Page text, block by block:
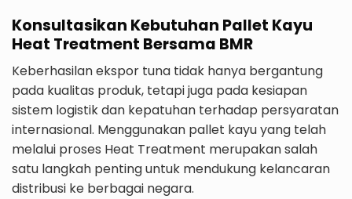
Konsultasikan Kebutuhan Pallet Kayu
Heat Treatment Bersama BMR
Keberhasilan ekspor tuna tidak hanya bergantung
pada kualitas produk, tetapi juga pada kesiapan
sistem logistik dan kepatuhan terhadap persyaratan
internasional. Menggunakan pallet kayu yang telah
melalui proses Heat Treatment merupakan salah
satu langkah penting untuk mendukung kelancaran
distribusi ke berbagai negara.